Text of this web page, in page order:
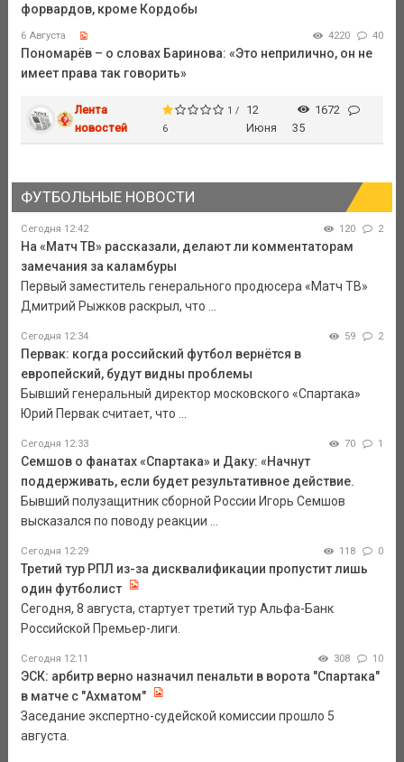
форвардов, кроме Кордобы
6 Августа 4220 40
Пономарёв – о словах Баринова: «Это неприлично, он не
имеет права так говорить»
Лента
новостей
1 /
6
12
Июня
1672
35
ФУТБОЛЬНЫЕ НОВОСТИ
Сегодня 12:42 120 2
На «Матч ТВ» рассказали, делают ли комментаторам
замечания за каламбуры
Первый заместитель генерального продюсера «Матч ТВ»
Дмитрий Рыжков раскрыл, что ...
Сегодня 12:34 59 2
Первак: когда российский футбол вернётся в
европейский, будут видны проблемы
Бывший генеральный директор московского «Спартака»
Юрий Первак считает, что ...
Сегодня 12:33 70 1
Семшов о фанатах «Спартака» и Даку: «Начнут
поддерживать, если будет результативное действие.
Бывший полузащитник сборной России Игорь Семшов
высказался по поводу реакции ...
Сегодня 12:29 118 0
Третий тур РПЛ из-за дисквалификации пропустит лишь
один футболист
Сегодня, 8 августа, стартует третий тур Альфа-Банк
Российской Премьер-лиги.
Сегодня 12:11 308 10
ЭСК: арбитр верно назначил пенальти в ворота "Спартака"
в матче с "Ахматом"
Заседание экспертно-судейской комиссии прошло 5
августа.